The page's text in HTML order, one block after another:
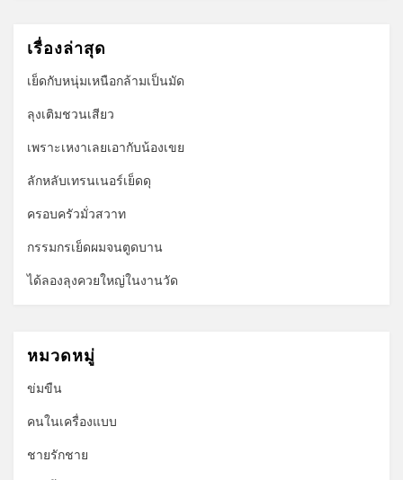
เรื่องล่าสุด
เย็ดกับหนุ่มเหนือกล้ามเป็นมัด
ลุงเติมชวนเสียว
เพราะเหงาเลยเอากับน้องเขย
ลักหลับเทรนเนอร์เย็ดดุ
ครอบครัวมั่วสวาท
กรรมกรเย็ดผมจนตูดบาน
ได้ลองลุงควยใหญ่ในงานวัด
หมวดหมู่
ข่มขืน
คนในเครื่องแบบ
ชายรักชาย